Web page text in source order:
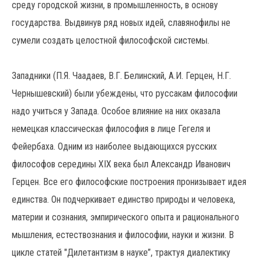
среду городской жизни, в промышленность, в основу
государства. Выдвинув ряд новых идей, славянофилы не
сумели создать целостной философской системы.
Западники (П.Я. Чаадаев, В.Г. Белинский, А.И. Герцен, Н.Г.
Чернышевский) были убеждены, что руссакам философии
надо учиться у Запада. Особое влияние на них оказала
немецкая классическая философия в лице Гегеля и
Фейербаха. Одним из наиболее выдающихся русских
философов середины XIX века был Александр Иванович
Герцен. Все его философские построения пронизывает идея
единства. Он подчеркивает единство природы и человека,
материи и сознания, эмпирического опыта и рационального
мышления, естествознания и философии, науки и жизни. В
цикле статей "Дилетантизм в науке”, трактуя диалектику